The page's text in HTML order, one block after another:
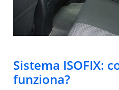
Sistema ISOFIX:
funziona?